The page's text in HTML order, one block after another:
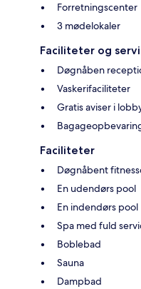
Forretningscenter
3 mødelokaler
Faciliteter og
Døgnåben
Vaskerifaciliteter
Gratis aviser i
Faciliteter
Døgnåbent
En udendørs pool
En indendørs pool
Spa med fuld
Boblebad
Sauna
Dampbad